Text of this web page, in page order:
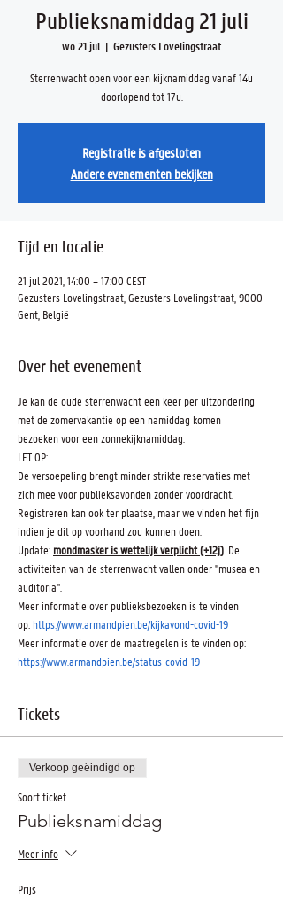
Publieksnamiddag 21 juli
wo 21 jul
  |
Gezusters Lovelingstraat
Sterrenwacht open voor een kijknamiddag vanaf 14u
Registratie is afgesloten
Andere evenementen bekijken
Tijd en locatie
21 jul 2021, 14:00 – 17:00 CEST
Gezusters Lovelingstraat, Gezusters Lovelingstraat, 9000
Gent, België
Over het evenement
Je kan de oude sterrenwacht een keer per uitzondering
met de zomervakantie op een namiddag komen
bezoeken voor een zonnekijknamiddag.
LET OP:
De versoepeling brengt minder strikte reservaties met
zich mee voor publieksavonden zonder voordracht.
Registreren kan ook ter plaatse, maar we vinden het fijn
indien je dit op voorhand zou kunnen doen.
Update: mondmasker is wettelijk verplicht (+12j) . De
activiteiten van de sterrenwacht vallen onder "musea en
auditoria".
Meer informatie over publieksbezoeken is te vinden
op: https://www.armandpien.be/kijkavond-covid-19
Meer informatie over de maatregelen is te vinden op:
https://www.armandpien.be/status-covid-19
Tickets
Verkoop geëindigd op
Soort ticket
Publieksnamiddag
Meer info
Prijs